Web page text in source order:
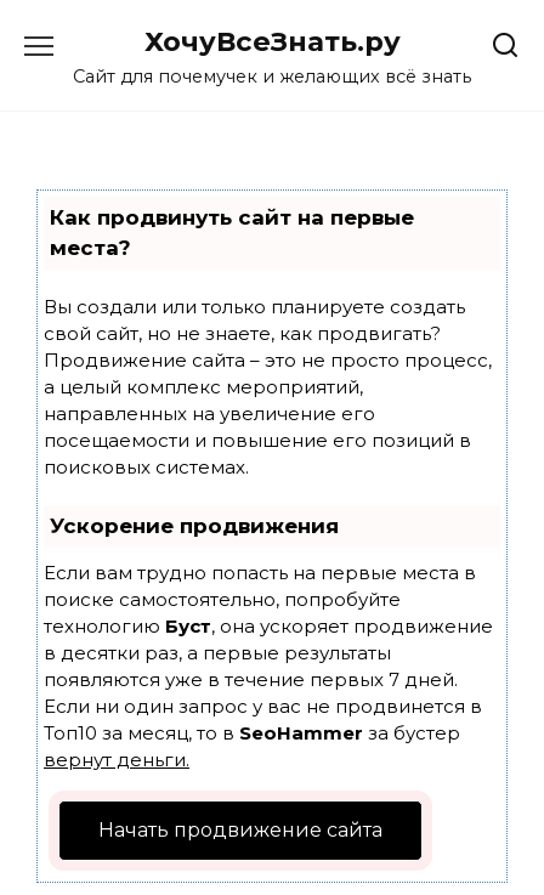
content
ХочуВсеЗнать.ру
Сайт для почемучек и желающих всё знать
Как продвинуть сайт на первые
места?
Вы создали или только планируете создать
свой сайт, но не знаете, как продвигать?
Продвижение сайта – это не просто процесс,
а целый комплекс мероприятий,
направленных на увеличение его
посещаемости и повышение его позиций в
поисковых системах.
Ускорение продвижения
Если вам трудно попасть на первые места в
поиске самостоятельно, попробуйте
технологию Буст, она ускоряет продвижение
в десятки раз, а первые результаты
появляются уже в течение первых 7 дней.
Если ни один запрос у вас не продвинется в
Топ10 за месяц, то в SeoHammer за бустер
вернут деньги.
Начать продвижение сайта